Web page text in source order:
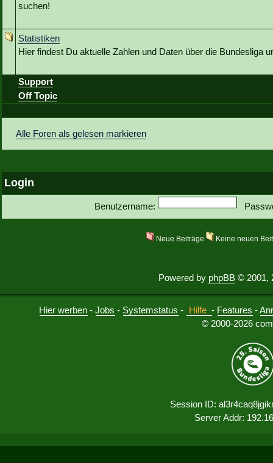
suchen!
Statistiken
Hier findest Du aktuelle Zahlen und Daten über die Bundesliga
Support
Off Topic
Alle Foren als gelesen markieren
Login
Benutzername:
Neue Beiträge Keine neuen
Powered by phpBB © 2001,
Hier werben -Jobs - Systemstatus - Hilfe - Features -
© 2000-2026
Session ID:
Server Addr: